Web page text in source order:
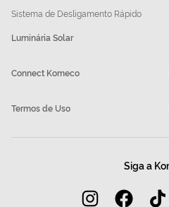
Sistema de Desligamento Rápido
Luminária Solar
Connect Komeco
Termos de Uso
Siga a